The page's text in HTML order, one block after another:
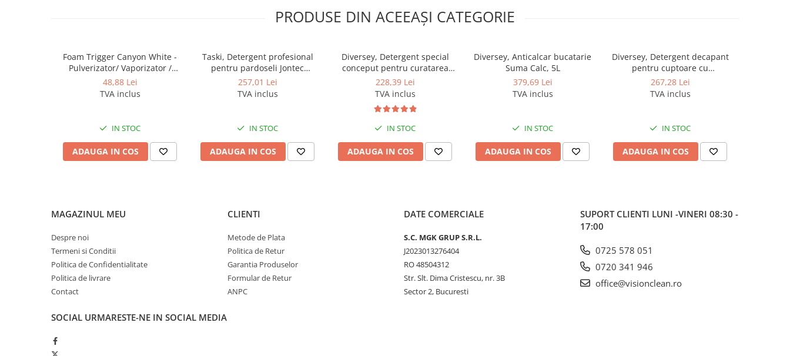
Uscatoare de maini
Produse ingrijire personala
Acoperitori toaleta
Cearceaf hartie & cearceaf hartie
Hartie igienica
Prosoape hartie pliate
Pungi igienice
Servetele masa & faciale
PRODUSE DIN ACEEAȘI CATEGORIE
Foam Trigger Canyon White -
Pulverizator/ Vaporizator /
Declansator spuma, 5L
48,88 Lei
TVA inclus
IN STOC
ADAUGA IN COS
Taski, Detergent profesional
pentru pardoseli Jontec
Forward, 5L
257,01 Lei
TVA inclus
IN STOC
ADAUGA IN COS
Diversey, Detergent special
conceput pentru curatarea
covoarelor, mochetelor si
tapiteriilor prin metoda
Extract, 5L
228,39 Lei
TVA inclus
IN STOC
ADAUGA IN COS
Diversey, Anticalcar bucatarie
Suma Calc, 5L
379,69 Lei
TVA inclus
IN STOC
ADAUGA IN COS
Diversey, Detergent decapant
pentru cuptoare cu
autocuratare Suma Auto Oven
Clean D9.10, 5L
267,28 Lei
TVA inclus
IN STOC
ADAUGA IN COS
MAGAZINUL MEU
Despre noi
Termeni si Conditii
Politica de Confidentialitate
Politica de livrare
Contact
CLIENTI
Metode de Plata
Politica de Retur
Garantia Produselor
Formular de Retur
ANPC
DATE COMERCIALE
S.C. MGK GRUP S.R.L.
J2023013276404
RO 48504312
Str. Slt. Dima Cristescu, nr. 3B
Sector 2, Bucuresti
SUPORT CLIENTI LUNI -VINERI 08:30 -
17:00
0725 578 051
0720 341 946
office@visionclean.ro
SOCIAL URMARESTE-NE IN SOCIAL MEDIA